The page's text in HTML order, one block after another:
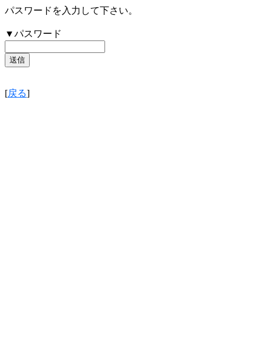
パスワードを入力して下さい。
▼パスワード
[戻る]